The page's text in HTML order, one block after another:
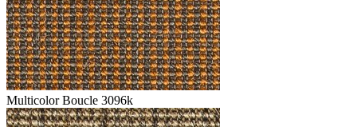
Multicolor Boucle 3096k